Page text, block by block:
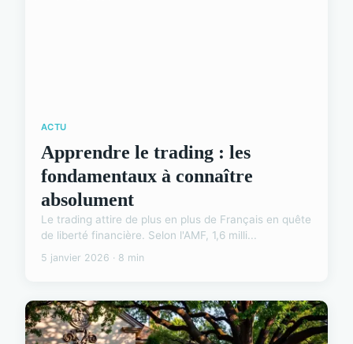
ACTU
Apprendre le trading : les
fondamentaux à connaître
absolument
Le trading attire de plus en plus de Français en quête
de liberté financière. Selon l'AMF, 1,6 milli...
5 janvier 2026 · 8 min